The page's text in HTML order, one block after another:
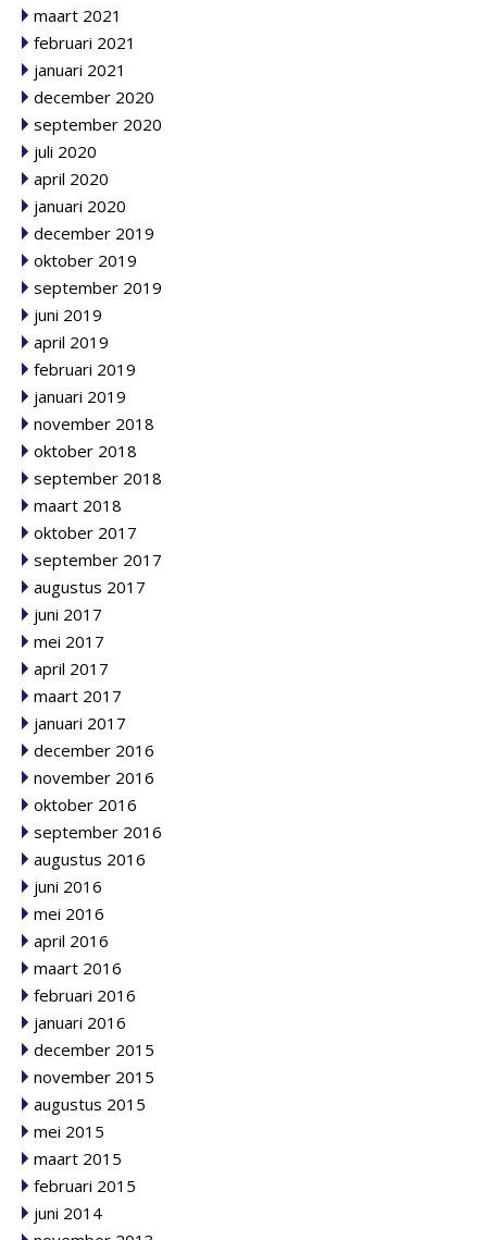
maart 2021
februari 2021
januari 2021
december 2020
september 2020
juli 2020
april 2020
januari 2020
december 2019
oktober 2019
september 2019
juni 2019
april 2019
februari 2019
januari 2019
november 2018
oktober 2018
september 2018
maart 2018
oktober 2017
september 2017
augustus 2017
juni 2017
mei 2017
april 2017
maart 2017
januari 2017
december 2016
november 2016
oktober 2016
september 2016
augustus 2016
juni 2016
mei 2016
april 2016
maart 2016
februari 2016
januari 2016
december 2015
november 2015
augustus 2015
mei 2015
maart 2015
februari 2015
juni 2014